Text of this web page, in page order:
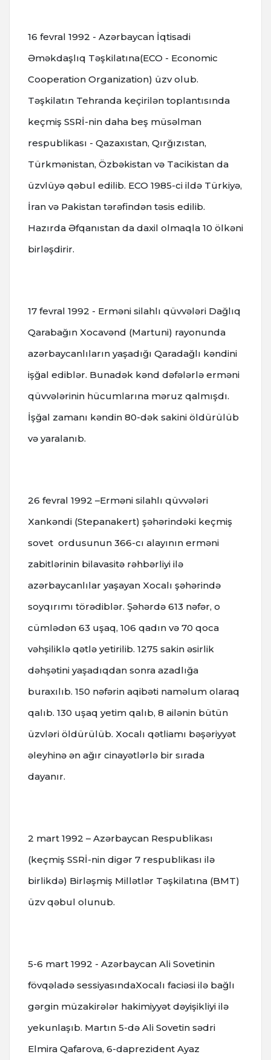
16 fevral 1992 - Azərbaycan İqtisadi
Əməkdaşlıq Təşkilatına(ECO - Economic
Cooperation Organization) üzv olub.
Təşkilatın Tehranda keçirilən toplantısında
keçmiş SSRİ-nin daha beş müsəlman
respublikası - Qazaxıstan, Qırğızıstan,
Türkmənistan, Özbəkistan və Tacikistan da
üzvlüyə qəbul edilib. ECO 1985-ci ildə Türkiyə,
İran və Pakistan tərəfindən təsis edilib.
Hazırda Əfqanıstan da daxil olmaqla 10 ölkəni
birləşdirir.
17 fevral 1992 - Erməni silahlı qüvvələri Dağlıq
Qarabağın Xocavənd (Martuni) rayonunda
azərbaycanlıların yaşadığı Qaradağlı kəndini
işğal ediblər. Bunadək kənd dəfələrlə erməni
qüvvələrinin hücumlarına məruz qalmışdı.
İşğal zamanı kəndin 80-dək sakini öldürülüb
və yaralanıb.
26 fevral 1992 –Erməni silahlı qüvvələri
Xankəndi (Stepanakert) şəhərindəki keçmiş
sovet ordusunun 366-cı alayının erməni
zabitlərinin bilavasitə rəhbərliyi ilə
azərbaycanlılar yaşayan Xocalı şəhərində
soyqırımı törədiblər. Şəhərdə 613 nəfər, o
cümlədən 63 uşaq, 106 qadın və 70 qoca
vəhşiliklə qətlə yetirilib. 1275 sakin əsirlik
dəhşətini yaşadıqdan sonra azadlığa
buraxılıb. 150 nəfərin aqibəti naməlum olaraq
qalıb. 130 uşaq yetim qalıb, 8 ailənin bütün
üzvləri öldürülüb. Xocalı qətliamı bəşəriyyət
əleyhinə ən ağır cinayətlərlə bir sırada
dayanır.
2 mart 1992 – Azərbaycan Respublikası
(keçmiş SSRİ-nin digər 7 respublikası ilə
birlikdə) Birləşmiş Millətlər Təşkilatına (BMT)
üzv qəbul olunub.
5-6 mart 1992 - Azərbaycan Ali Sovetinin
fövqəladə sessiyasındaXocalı faciəsi ilə bağlı
gərgin müzakirələr hakimiyyət dəyişikliyi ilə
yekunlaşıb. Martın 5-də Ali Sovetin sədri
Elmira Qafarova, 6-daprezident Ayaz